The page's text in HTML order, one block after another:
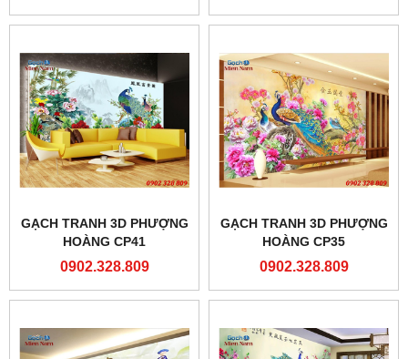
GẠCH TRANH 3D PHƯỢNG
HOÀNG CP41
0902.328.809
GẠCH TRANH 3D PHƯỢNG
HOÀNG CP35
0902.328.809